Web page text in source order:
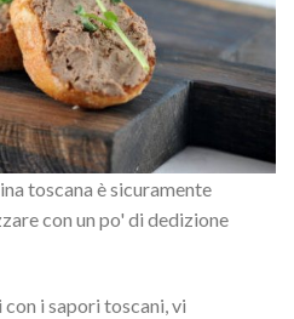
toscana è sicuramente
con un po' di dedizione
i sapori toscani, vi